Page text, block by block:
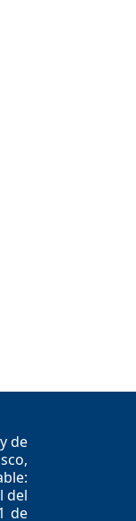
de
del
de